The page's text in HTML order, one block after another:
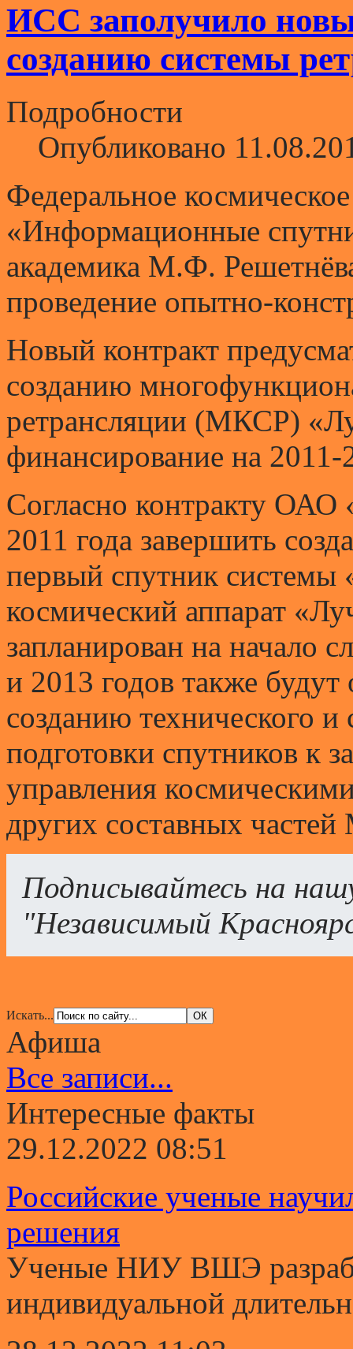
ИСС заполучило
созданию системы
Подробности
Опубликовано
Федеральное
«Информационные
академика М.Ф.
проведение опытно-
Новый контракт
созданию
ретрансляции (МКСР)
финансирование на
Согласно контракту
2011 года завершить
первый спутник системы
космический аппарат
запланирован на начало
и 2013 годов также
созданию технического и
подготовки спутников к
управления
других составных
Подписывайтесь на
"Независимый
Искать...
Афиша
Все записи...
Интересные факты
29.12.2022 08:51
Российские ученые
решения
Ученые НИУ ВШЭ
индивидуальной